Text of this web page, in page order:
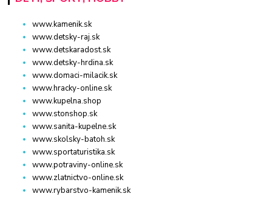
www.kamenik.sk
www.detsky-raj.sk
www.detskaradost.sk
www.detsky-hrdina.sk
www.domaci-milacik.sk
www.hracky-online.sk
www.kupelna.shop
www.stonshop.sk
www.sanita-kupelne.sk
www.skolsky-batoh.sk
www.sportaturistika.sk
www.potraviny-online.sk
www.zlatnictvo-online.sk
www.rybarstvo-kamenik.sk